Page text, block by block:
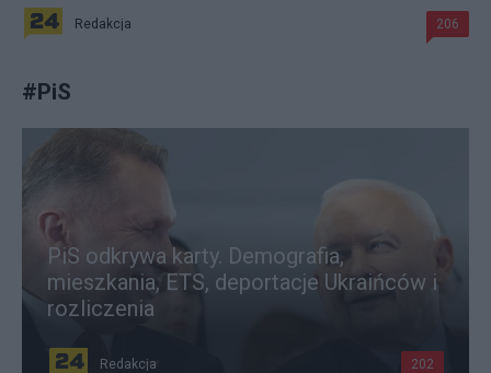
Redakcja 206
#PiS
PiS odkrywa karty. Demografia,
mieszkania, ETS, deportacje Ukraińców i
rozliczenia
Redakcja 202